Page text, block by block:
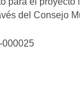
del Consejo
000025